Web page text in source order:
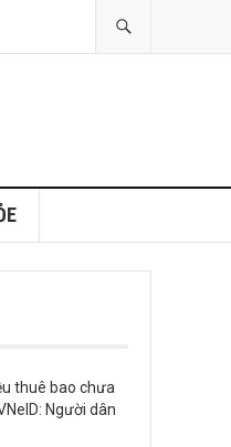
thuê bao chưa
Người dân